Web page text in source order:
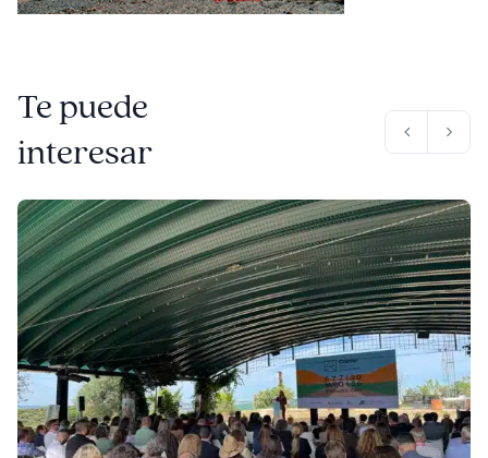
Te puede
interesar